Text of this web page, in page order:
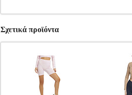
Σχετικά προϊόντα